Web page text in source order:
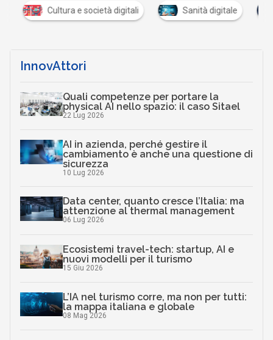
Cultura e società digitali Sanità digitale
InnovAttori
Quali competenze per portare la
physical AI nello spazio: il caso Sitael
22 Lug 2026
AI in azienda, perché gestire il
cambiamento è anche una questione di
sicurezza
10 Lug 2026
Data center, quanto cresce l’Italia: ma
attenzione al thermal management
06 Lug 2026
Ecosistemi travel-tech: startup, AI e
nuovi modelli per il turismo
15 Giu 2026
L’IA nel turismo corre, ma non per tutti:
la mappa italiana e globale
08 Mag 2026